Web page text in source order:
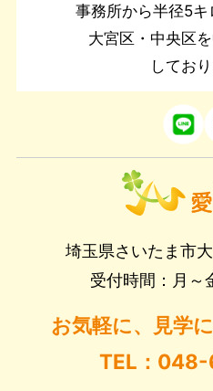
事務所から半径5
大宮区・中央区
しており
埼玉県さいたま市
受付時間：月～
お気軽に、見学
TEL：